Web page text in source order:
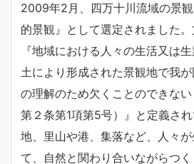
2009年2月、四万十川流域の景
的景観』として選定されました。
『地域における人々の生活又は
土により形成された景観地で我
の理解のため欠くことのできな
第２条第1項第5号）』と定義さ
地、里山や港、集落など、人々
て、自然と関わり合いながらつ